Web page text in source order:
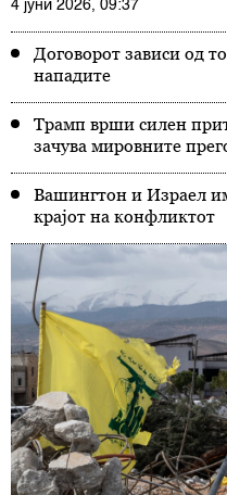
4 јуни 2026, 09:37
Договорот зависи од
нападите
Трамп врши силен
зачува мировните
Вашингтон и Израел
крајот на конфликтот